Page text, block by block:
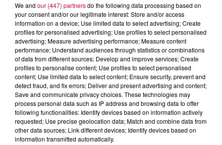
podcasts/2025/03/Drole-de-bruit-4.mp3
We and our (447) partnersdo the following data processing based on
your consent and/or our legitimate interest: Store and/or access
information on a device; Use limited data to select advertising; Create
profiles for personalised advertising; Use profiles to select personalised
advertising; Measure advertising performance; Measure content
performance; Understand audiences through statistics or combinations
of data from different sources; Develop and improve services; Create
profiles to personalise content; Use profiles to select personalised
content; Use limited data to select content; Ensure security, prevent and
detect fraud, and fix errors; Deliver and present advertising and content;
Save and communicate privacy choices. These technologies may
process personal data such as IP address and browsing data to offer
following functionalities: Identify devices based on information actively
requested; Use precise geolocation data; Match and combine data from
other data sources; Link different devices; Identify devices based on
information transmitted automatically.